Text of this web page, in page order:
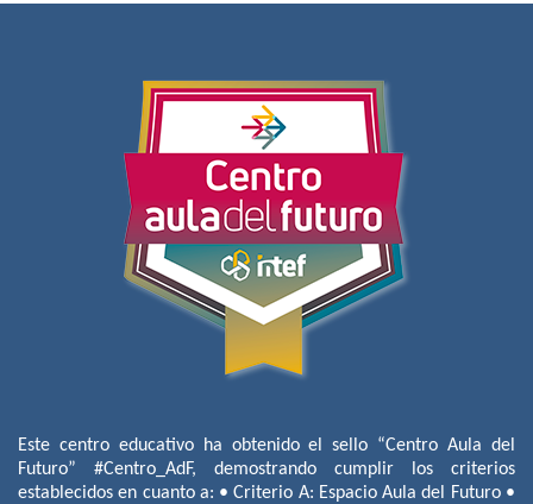
Este centro educativo ha obtenido el sello “Centro Aula del
Futuro” #Centro_AdF, demostrando cumplir los criterios
establecidos en cuanto a: • Criterio A: Espacio Aula del Futuro •